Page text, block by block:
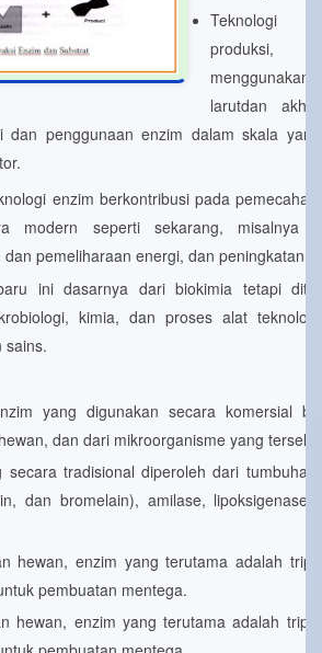
Teknologi
produksi,
menggunakan
larutdan
dan penggunaan enzim dalam skala
enzim berkontribusi pada
modern seperti sekarang, misalnya
dan pemeliharaan energi, dan peningkatan
ini dasarnya dari biokimia tetapi
kimia, dan proses alat
sains.
yang digunakan secara komersial
dan dari mikroorganisme yang
secara tradisional diperoleh dari
dan bromelain), amilase,
hewan, enzim yang terutama adalah
pembuatan mentega.
hewan, enzim yang terutama adalah